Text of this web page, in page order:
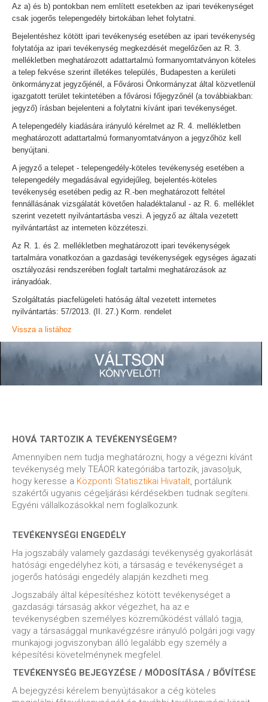
Az a) és b) pontokban nem említett esetekben az ipari tevékenységet
csak jogerős telepengedély birtokában lehet folytatni.
Bejelentéshez kötött ipari tevékenység esetében az ipari tevékenység
folytatója az ipari tevékenység megkezdését megelőzően az R. 3.
mellékletben meghatározott adattartalmú formanyomtatványon köteles
a telep fekvése szerint illetékes település, Budapesten a kerületi
önkormányzat jegyzőjénél, a Fővárosi Önkormányzat által közvetlenül
igazgatott terület tekintetében a fővárosi főjegyzőnél (a továbbiakban:
jegyző) írásban bejelenteni a folytatni kívánt ipari tevékenységet.
A telepengedély kiadására irányuló kérelmet az R. 4. mellékletben
meghatározott adattartalmú formanyomtatványon a jegyzőhöz kell
benyújtani.
A jegyző a telepet - telepengedély-köteles tevékenység esetében a
telepengedély megadásával egyidejűleg, bejelentés-köteles
tevékenység esetében pedig az R.-ben meghatározott feltétel
fennállásának vizsgálatát követően haladéktalanul - az R. 6. melléklet
szerint vezetett nyilvántartásba veszi. A jegyző az általa vezetett
nyilvántartást az interneten közzéteszi.
Az R. 1. és 2. mellékletben meghatározott ipari tevékenységek
tartalmára vonatkozóan a gazdasági tevékenységek egységes ágazati
osztályozási rendszerében foglalt tartalmi meghatározások az
irányadóak.
Szolgáltatás piacfelügeleti hatóság által vezetett internetes
nyilvántartás: 57/2013. (II. 27.) Korm. rendelet
Vissza a listához
HOVÁ TARTOZIK A TEVÉKENYSÉGEM?
Amennyiben nem tudja meghatározni, hogy a végezni kívánt
tevékenység mely TEÁOR kategóriába tartozik, javasoljuk,
hogy keresse a Központi Statisztikai Hivatalt , portálunk
szakértői ugyanis cégeljárási kérdésekben tudnak segíteni.
Egyéni vállalkozásokkal nem foglalkozunk.
TEVÉKENYSÉGI ENGEDÉLY
Ha jogszabály valamely gazdasági tevékenység gyakorlását
hatósági engedélyhez köti, a társaság e tevékenységet a
jogerős hatósági engedély alapján kezdheti meg.
Jogszabály által képesítéshez kötött tevékenységet a
gazdasági társaság akkor végezhet, ha az e
tevékenységben személyes közreműködést vállaló tagja,
vagy a társasággal munkavégzésre irányuló polgári jogi vagy
munkajogi jogviszonyban álló legalább egy személy a
képesítési követelménynek megfelel.
TEVÉKENYSÉG BEJEGYZÉSE / MÓDOSÍTÁSA / BŐVÍTÉSE
A bejegyzési kérelem benyújtásakor a cég köteles